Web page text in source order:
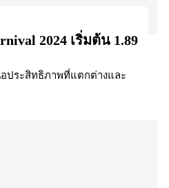
2024 เริ่มต้น 1.89
อประสิทธิภาพที่แตกต่างและ